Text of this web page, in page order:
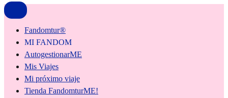
Fandomtur®
MI FANDOM
AutogestionarME
Mis Viajes
Mi próximo viaje
Tienda FandomturME!